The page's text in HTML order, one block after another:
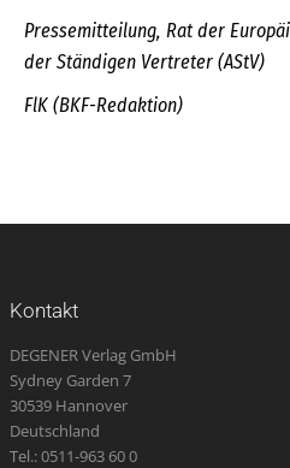
Pressemitteilung, Rat der
der Ständigen Vertreter (AStV)
FlK (BKF-Redaktion)
Kontakt
DEGENER Verlag GmbH
Sydney Garden 7
30539 Hannover
Deutschland
Tel.: 0511-963 60 0